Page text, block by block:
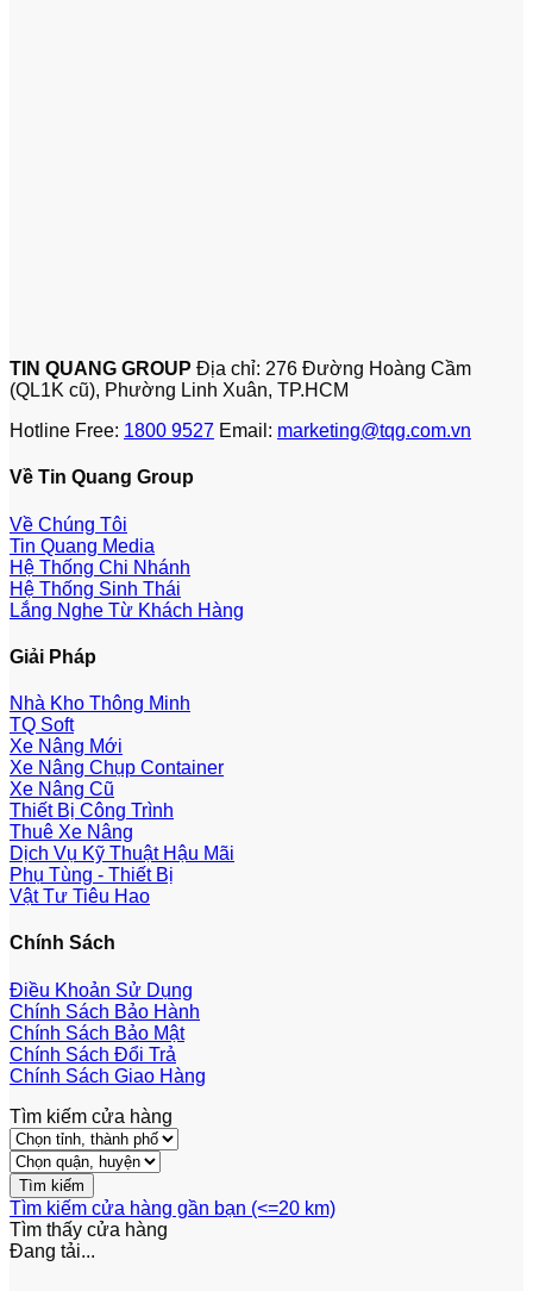
TIN QUANG GROUP Địa chỉ: 276 Đường Hoàng Cầm
(QL1K cũ), Phường Linh Xuân, TP.HCM
Hotline Free: 1800 9527 Email: marketing@tqg.com.vn
Về Tin Quang Group
Về Chúng Tôi
Tin Quang Media
Hệ Thống Chi Nhánh
Hệ Thống Sinh Thái
Lắng Nghe Từ Khách Hàng
Giải Pháp
Nhà Kho Thông Minh
TQ Soft
Xe Nâng Mới
Xe Nâng Chụp Container
Xe Nâng Cũ
Thiết Bị Công Trình
Thuê Xe Nâng
Dịch Vụ Kỹ Thuật Hậu Mãi
Phụ Tùng - Thiết Bị
Vật Tư Tiêu Hao
Chính Sách
Điều Khoản Sử Dụng
Chính Sách Bảo Hành
Chính Sách Bảo Mật
Chính Sách Đổi Trả
Chính Sách Giao Hàng
Tìm kiếm cửa hàng
Tìm kiếm cửa hàng gần bạn (<=20 km)
Tìm thấy cửa hàng
Đang tải...